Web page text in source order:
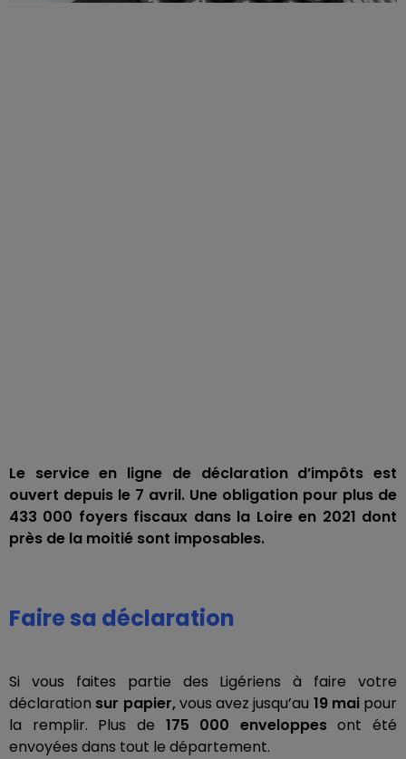
Le service en ligne de déclaration d’impôts est
ouvert depuis le 7 avril. Une obligation pour plus de
433 000 foyers fiscaux dans la Loire en 2021 dont
près de la moitié sont imposables.
Faire sa déclaration
Si vous faites partie des Ligériens à faire votre
déclaration sur papier,vous avez jusqu’au 19 maipour
la remplir. Plus de 175 000 enveloppesont été
envoyées dans tout le département.